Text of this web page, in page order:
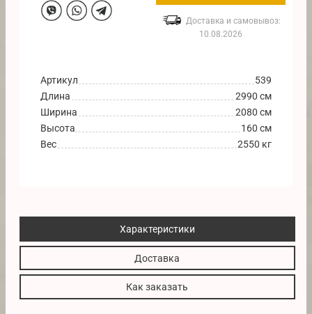
Доставка и самовывоз:
10.08.2026
Артикул
539
Длина
2990 см
Ширина
2080 см
Высота
160 см
Вес
2550 кг
Характеристики
Доставка
Как заказать